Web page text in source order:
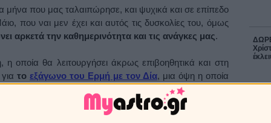
μήνα που μας ταλαιπώρησε, και ψυχικά και σε επίπεδο
που ναι μεν έχει και αυτός τις δυσκολίες του, όμως
αρκετά την καθημερινότητα και τις ανάγκες μας.
η οποία θα λειτουργήσει άκρως επιβοηθητικά και στη
γιατοεξάγωνο του Ερμή με τον Δία, μια όψη η οποία
, τις επαφές, τις συζητήσεις, τις διαπραγματεύσεις και
ανταλλαγή απόψεων, ιδεών και συναισθημάτων, που
κατά τη διάρκεια της ημέρας.